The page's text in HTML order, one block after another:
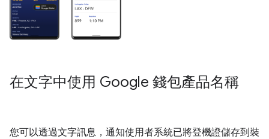
在文字中使用 Google 錢包產品名稱
您可以透過文字訊息，通知使用者系統已將登機證儲存到裝